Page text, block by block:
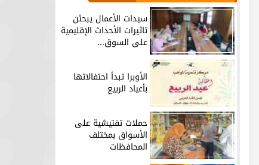
سيدات الأعمال يبحثن
تاثيرات الأحداث الإقليمية
على السوق...
الأوبرا تبدأ احتفالاتها
بأعياد الربيع
حملات تفتيشية على
الأسواق بمختلف
المحافظات